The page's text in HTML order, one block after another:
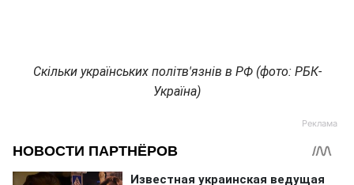
Скільки українських політв'язнів в РФ (фото: РБК-
Україна)